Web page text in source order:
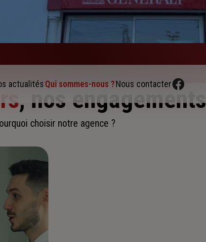
actualitésQui sommes-nous ?Nous contacter
, nos engagements
choisir notre agence ?